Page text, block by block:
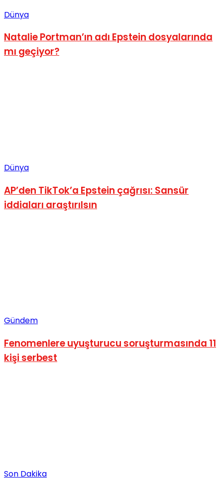
Dünya
Natalie Portman’ın adı Epstein dosyalarında
mı geçiyor?
Dünya
AP’den TikTok’a Epstein çağrısı: Sansür
iddiaları araştırılsın
Gündem
Fenomenlere uyuşturucu soruşturmasında 11
kişi serbest
Son Dakika